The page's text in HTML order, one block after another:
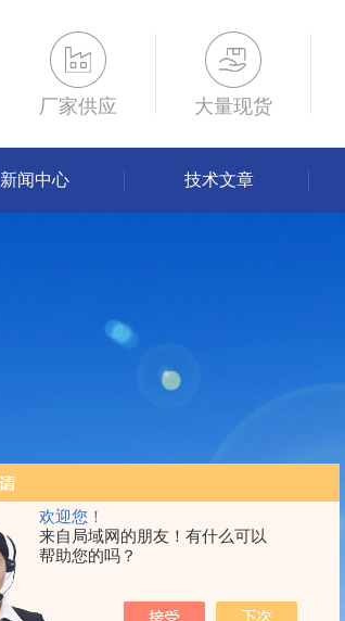
欢迎您！
来自局域网的朋友！有什么可以
帮助您的吗？
厂家供应 大量现货
新闻中心 技术文章